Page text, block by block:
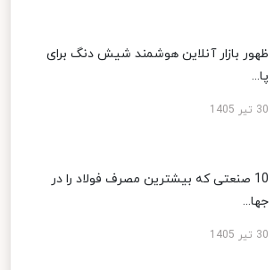
ظهور بازار آنلاین هوشمند شیش دنگ برای
پا...
30 تیر 1405
10 صنعتی که بیشترین مصرف فولاد را در
جها...
30 تیر 1405